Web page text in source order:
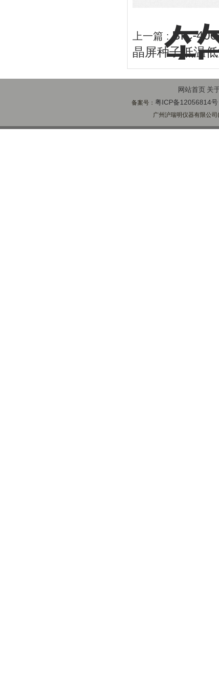
上一篇 :BIC-
晶屏种子低温
网站首页 关
备案号： 粤ICP备12056814号
广州沪瑞明仪器有限公